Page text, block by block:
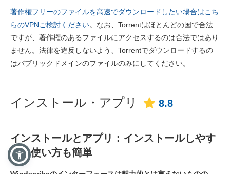
著作権フリーのファイルを高速でダウンロードしたい場合はこち
らのVPNご検討ください。なお、Torrentはほとんどの国で合法
ですが、著作権のあるファイルにアクセスするのは合法ではあり
ません。法律を違反しないよう、Torrentでダウンロードするの
はパブリックドメインのファイルのみにしてください。
インストール・アプリ 8.8
インストールとアプリ：インストールしやす
く、使い方も簡単